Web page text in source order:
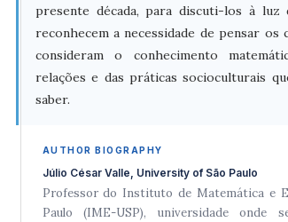
presente década, para discuti-los à
reconhecem a necessidade de pensar
consideram o conhecimento
relações e das práticas socioculturais
saber.
AUTHOR BIOGRAPHY
Júlio César Valle, University of São Paulo
Professor do Instituto de Matemática e
Paulo (IME-USP), universidade onde